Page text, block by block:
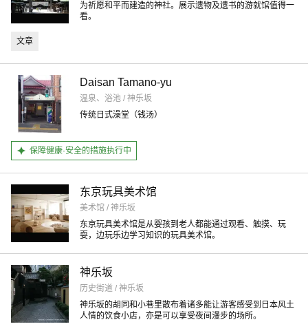
为祈愿和平而建造的神社。展示遗物及遗书的游就馆值得一
看。
文章
Daisan Tamano-yu
温泉、浴池 / 神乐坂
传统日式澡堂（钱汤）
保障健康·安全的措施执行中
东京玩具美术馆
美术馆 / 神乐坂
东京玩具美术馆是从婴孩到老人都能通过观看、触摸、玩
耍，边玩乐边学习知识的玩具美术馆。
神乐坂
历史街道 / 神乐坂
神乐坂的胡同和小巷里散布着诸多能让游客感受到日本风土
人情的饮食小店，亦是可以享受夜间漫步的场所。